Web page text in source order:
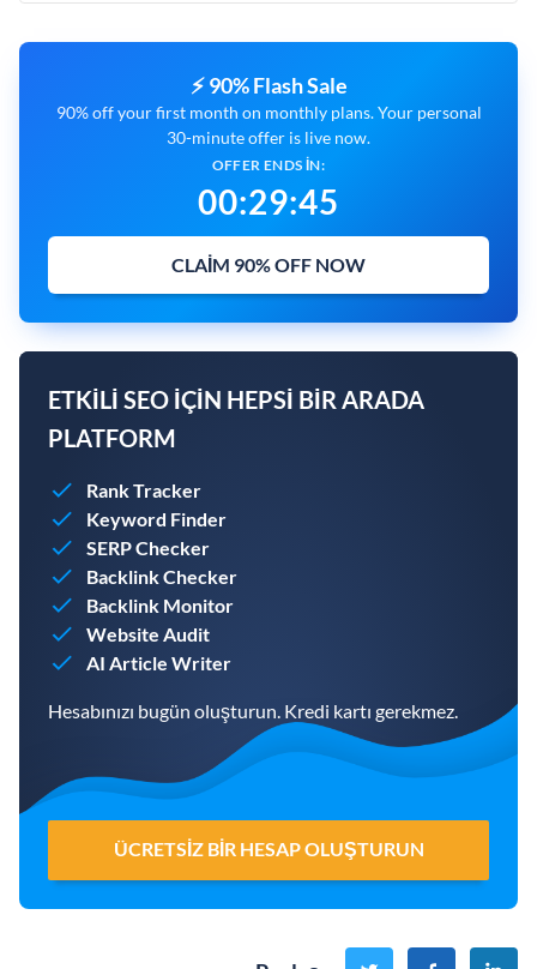
⚡ 90% Flash Sale
90% off your first month on monthly plans. Your personal
30-minute offer is live now.
OFFER ENDS IN:
00:29:44
CLAIM 90% OFF NOW
ETKILI SEO IÇIN HEPSI BIR ARADA
PLATFORM
Rank Tracker
Keyword Finder
SERP Checker
Backlink Checker
Backlink Monitor
Website Audit
AI Article Writer
Hesabınızı bugün oluşturun. Kredi kartı gerekmez.
ÜCRETSIZ BIR HESAP OLUŞTURUN